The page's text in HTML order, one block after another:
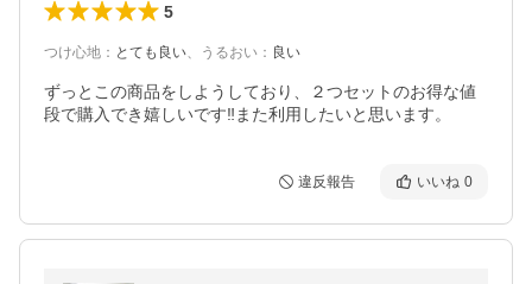
5
つけ心地 ： とても良い、 うるおい ： 良い
ずっとこの商品をしようしており、２つセットのお得な値
段で購入でき嬉しいです‼️また利用したいと思います。
違反報告 いいね 0